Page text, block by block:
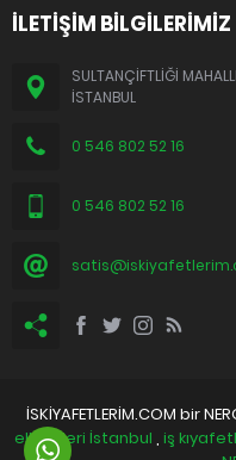
İLETİŞİM BİLGİLERİMİZ
SULTANÇİFTLİĞİ
İSTANBUL
0 546 802 52 16
0 546 802 52 16
İSKİYAFETLERİM.COM bir
elbiseleri İstanbul , iş